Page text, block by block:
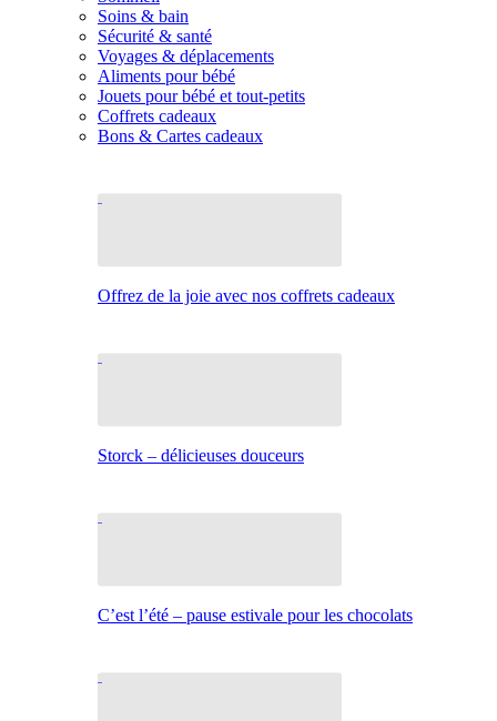
Soins & bain
Sécurité & santé
Voyages & déplacements
Aliments pour bébé
Jouets pour bébé et tout-petits
Coffrets cadeaux
Bons & Cartes cadeaux
Offrez de la joie avec nos coffrets cadeaux
Storck – délicieuses douceurs
C’est l’été – pause estivale pour les chocolats